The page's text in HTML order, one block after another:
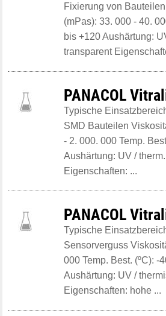
Fixierung von
(mPas): 33. 000 - 40.
bis +120 Aushärtung:
transparent
PANACOL
Typische
SMD Bauteilen
- 2. 000. 000 Temp.
Aushärtung: UV /
Eigenschaften: ...
PANACOL
Typische
Sensorverguss
000 Temp. Best. (ºC): -
Aushärtung: UV /
Eigenschaften: hohe ...